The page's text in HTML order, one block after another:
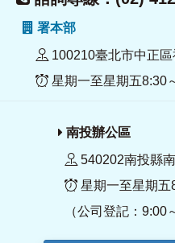
署本部
100210臺北市中正
星期一至星期五8:30
南投辦公區
540202南投縣
星期一至星期五
（公司登記：9:00